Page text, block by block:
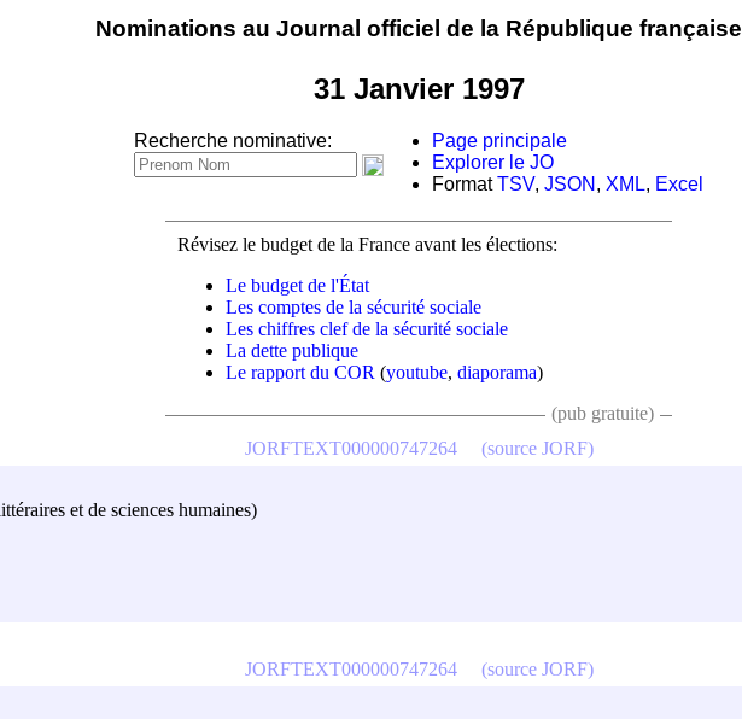
Nominations au Journal officiel de la République française
31 Janvier 1997
Recherche nominative:
Page principale
Explorer le JO
FormatTSV, JSON , XML, Excel
Révisez le budget de la France avant les élections:
Le budget de l'État
Les comptes de la sécurité sociale
Les chiffres clef de la sécurité sociale
La dette publique
Le rapport du COR (youtube, diaporama)
(pub gratuite)
et de sciences humaines)
JORFTEXT000000747264 (source JORF)
JORFTEXT000000747264 (source JORF)